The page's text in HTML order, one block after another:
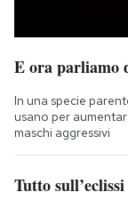
E ora parliamo
In una specie
usano per
maschi aggressivi
Tutto